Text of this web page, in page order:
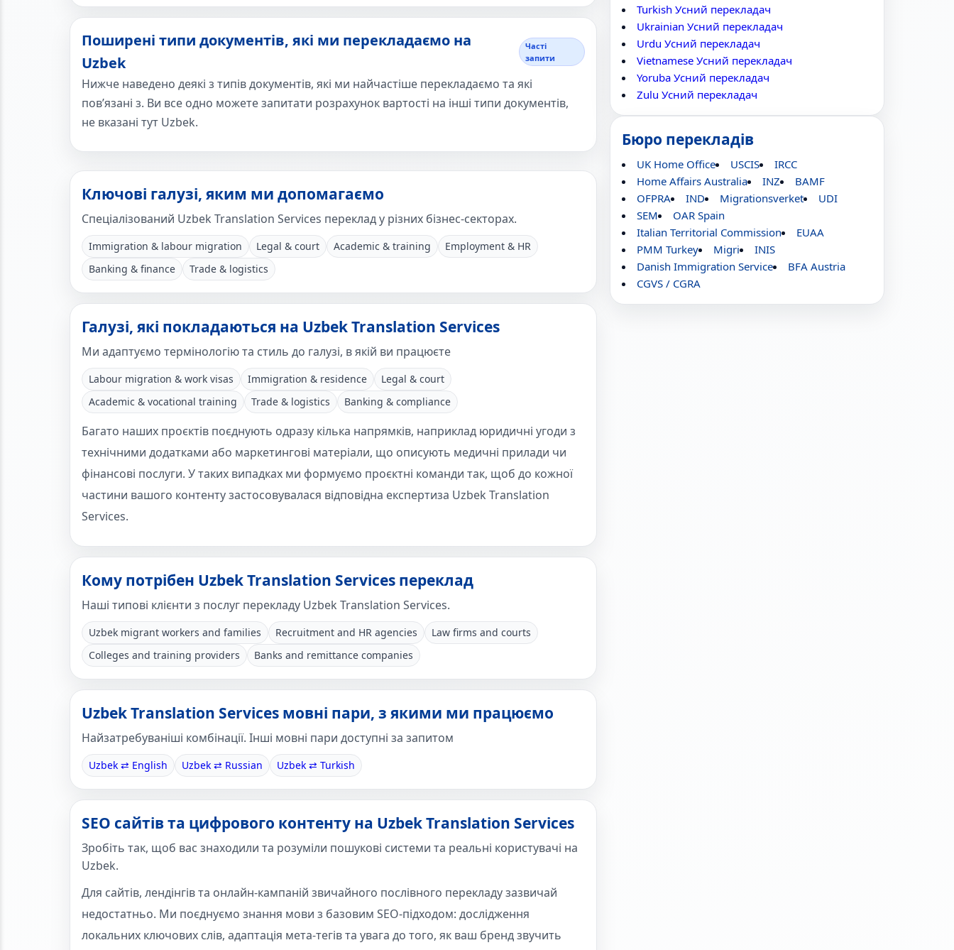
Поширені типи документів, які ми перекладаємо на
Uzbek
Часті
запити
Нижче наведено деякі з типів документів, які ми найчастіше перекладаємо та які
пов’язані з. Ви все одно можете запитати розрахунок вартості на інші типи документів,
не вказані тут Uzbek.
Ключові галузі, яким ми допомагаємо
Спеціалізований Uzbek Translation Services переклад у різних бізнес-секторах.
Immigration & labour migration Legal & court Academic & training
Employment & HR
Banking & finance
Trade & logistics
Галузі, які покладаються на Uzbek Translation Services
Ми адаптуємо термінологію та стиль до галузі, в якій ви працюєте
Labour migration & work visas Immigration & residence
Legal & court
Academic & vocational training
Trade & logistics Banking & compliance
Багато наших проєктів поєднують одразу кілька напрямків, наприклад юридичні угоди з
технічними додатками або маркетингові матеріали, що описують медичні прилади чи
фінансові послуги. У таких випадках ми формуємо проєктні команди так, щоб до кожної
частини вашого контенту застосовувалася відповідна експертиза Uzbek Translation
Services.
Кому потрібен Uzbek Translation Services переклад
Наші типові клієнти з послуг перекладу Uzbek Translation Services.
Uzbek migrant workers and families Recruitment and HR agencies
Law firms and courts
Colleges and training providers
Banks and remittance companies
Uzbek Translation Services мовні пари, з якими ми працюємо
Найзатребуваніші комбінації. Інші мовні пари доступні за запитом
Uzbek ⇄ English Uzbek ⇄ Russian Uzbek ⇄ Turkish
SEO сайтів та цифрового контенту на Uzbek Translation Services
Зробіть так, щоб вас знаходили та розуміли пошукові системи та реальні користувачі на
Uzbek.
Для сайтів, лендінгів та онлайн-кампаній звичайного послівного перекладу зазвичай
недостатньо. Ми поєднуємо знання мови з базовим SEO-підходом: дослідження
локальних ключових слів, адаптація мета-тегів та увага до того, як ваш бренд звучить
Turkish Усний перекладач
Ukrainian Усний перекладач
Urdu Усний перекладач
Vietnamese Усний перекладач
Yoruba Усний перекладач
Zulu Усний перекладач
Бюро перекладів
UK Home Office USCIS
IRCC
Home Affairs Australia
INZ
BAMF
OFPRA
IND Migrationsverket
UDI
SEM
OAR Spain
Italian Territorial Commission
EUAA
PMM Turkey
Migri
INIS
Danish Immigration Service
BFA Austria
CGVS / CGRA